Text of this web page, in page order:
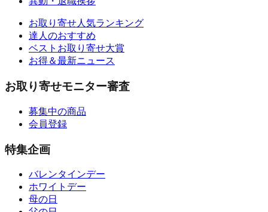
お取り寄せ人気ランキング
達人のおすすめ
ベストお取り寄せ大賞
お得＆最新ニュース
お取り寄せモニター審査
募集中の商品
会員登録
特集企画
バレンタインデー
ホワイトデー
母の日